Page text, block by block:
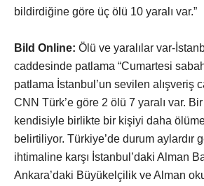
bildirdiğine göre üç ölü 10 yaralı var.”
Bild Online: Ölü ve yaralılar var-
caddesinde patlama “Cumartesi
patlama İstanbul’un sevilen alışveriş
CNN Türk’e göre 2 ölü 7 yaralı var. Bir
kendisiyle birlikte bir kişiyi daha
belirtiliyor. Türkiye’de durum aylardır
ihtimaline karşı İstanbul’daki Alman
Ankara’daki Büyükelçilik ve Alman